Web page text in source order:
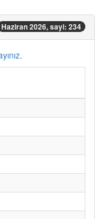
Haziran 2026, sayi: 234